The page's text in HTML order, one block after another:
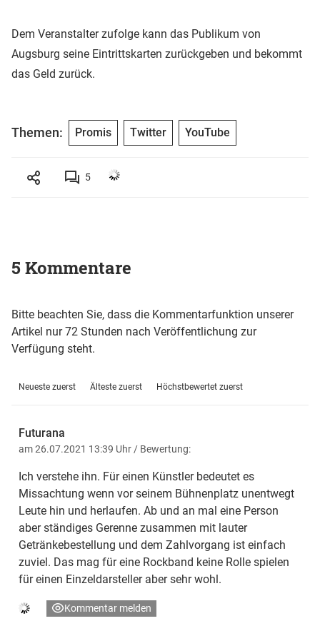
Dem Veranstalter zufolge kann das Publikum von
Augsburg seine Eintrittskarten zurückgeben und bekommt
das Geld zurück.
Themen: Promis Twitter YouTube
5
5 Kommentare
Bitte beachten Sie, dass die Kommentarfunktion unserer
Artikel nur 72 Stunden nach Veröffentlichung zur
Verfügung steht.
Neueste zuerst Älteste zuerst Höchstbewertet zuerst
Futurana
am 26.07.2021 13:39 Uhr / Bewertung:
Ich verstehe ihn. Für einen Künstler bedeutet es
Missachtung wenn vor seinem Bühnenplatz unentwegt
Leute hin und herlaufen. Ab und an mal eine Person
aber ständiges Gerenne zusammen mit lauter
Getränkebestellung und dem Zahlvorgang ist einfach
zuviel. Das mag für eine Rockband keine Rolle spielen
für einen Einzeldarsteller aber sehr wohl.
Kommentar melden